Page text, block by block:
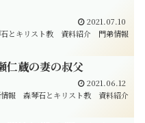
2021.07.10
とキリスト教 資料紹介 門弟情報
仁蔵の妻の叔父
2021.06.12
報 森琴石とキリスト教 資料紹介